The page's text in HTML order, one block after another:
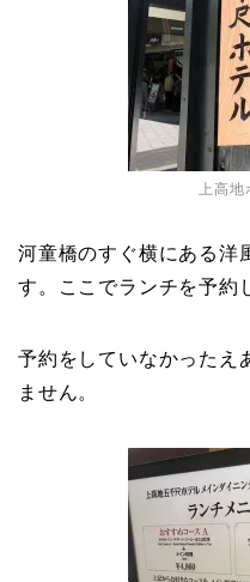
上高
河童橋のすぐ横にある洋
す。ここでランチを予約
予約をしていなかったえ
ません。